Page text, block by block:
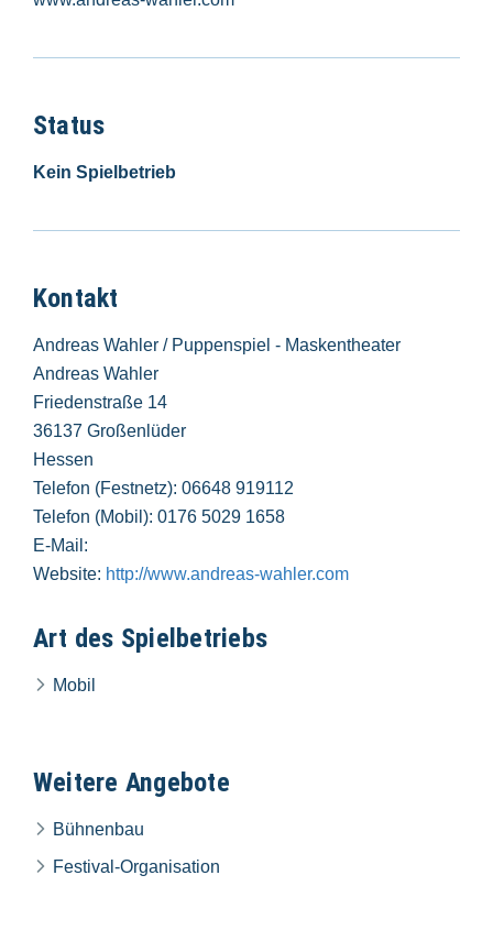
Status
Kein Spielbetrieb
Kontakt
Andreas Wahler / Puppenspiel - Maskentheater
Andreas Wahler
Friedenstraße 14
36137 Großenlüder
Hessen
Telefon (Festnetz): 06648 919112
Telefon (Mobil): 0176 5029 1658
E-Mail:
Website: http://www.andreas-wahler.com
Art des Spielbetriebs
Mobil
Weitere Angebote
Bühnenbau
Festival-Organisation